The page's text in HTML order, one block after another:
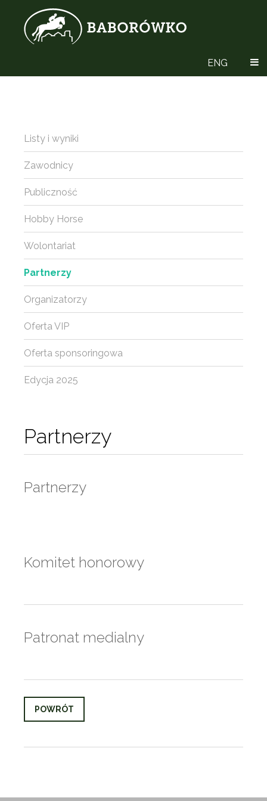
ENG
Partnerzy
Partnerzy
Komitet honorowy
Patronat medialny
POWRÓT
Listy i wyniki
Zawodnicy
Publiczność
Hobby Horse
Wolontariat
Partnerzy
Organizatorzy
Oferta VIP
Oferta sponsoringowa
Edycja 2025